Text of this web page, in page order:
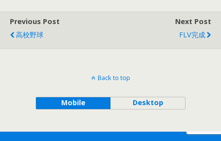
Previous Post
高校野球
Next Post
FLV完成
Back to top
Mobile Desktop